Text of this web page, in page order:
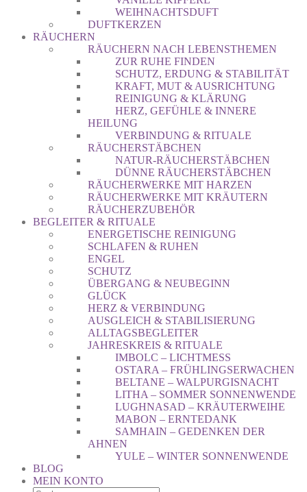
WEIHNACHTSDUFT
DUFTKERZEN
RÄUCHERN
RÄUCHERN NACH LEBENSTHEMEN
ZUR RUHE FINDEN
SCHUTZ, ERDUNG & STABILITÄT
KRAFT, MUT & AUSRICHTUNG
REINIGUNG & KLÄRUNG
HERZ, GEFÜHLE & INNERE
HEILUNG
VERBINDUNG & RITUALE
RÄUCHERSTÄBCHEN
NATUR-RÄUCHERSTÄBCHEN
DÜNNE RÄUCHERSTÄBCHEN
RÄUCHERWERKE MIT HARZEN
RÄUCHERWERKE MIT KRÄUTERN
RÄUCHERZUBEHÖR
BEGLEITER & RITUALE
ENERGETISCHE REINIGUNG
SCHLAFEN & RUHEN
ENGEL
SCHUTZ
ÜBERGANG & NEUBEGINN
GLÜCK
HERZ & VERBINDUNG
AUSGLEICH & STABILISIERUNG
ALLTAGSBEGLEITER
JAHRESKREIS & RITUALE
IMBOLC – LICHTMESS
OSTARA – FRÜHLINGSERWACHEN
BELTANE – WALPURGISNACHT
LITHA – SOMMER SONNENWENDE
LUGHNASAD – KRÄUTERWEIHE
MABON – ERNTEDANK
SAMHAIN – GEDENKEN DER
AHNEN
YULE – WINTER SONNENWENDE
BLOG
MEIN KONTO